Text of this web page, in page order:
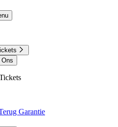
Ons
Garantie